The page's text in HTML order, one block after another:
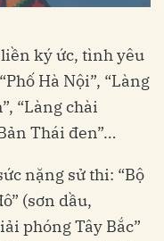
ký ức, tình yêu
Hà Nội”, “Làng
“Làng chài
Thái đen”…
nặng sử thi: “Bộ
(sơn dầu,
phóng Tây Bắc”